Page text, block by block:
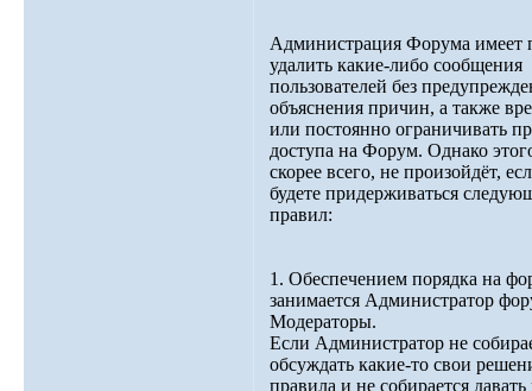
Администрация Форума имеет
удалить какие-либо сообщения
пользователей без
объяснения причин, а также
или постоянно ограничивать
доступа на Форум. Однако
скорее всего, не произойдёт,
будете придерживаться
правил:
1. Обеспечением порядка на
занимается Администратор
Модераторы.
Если Администратор не
обсуждать какие-то свои
правила и не собирается давать